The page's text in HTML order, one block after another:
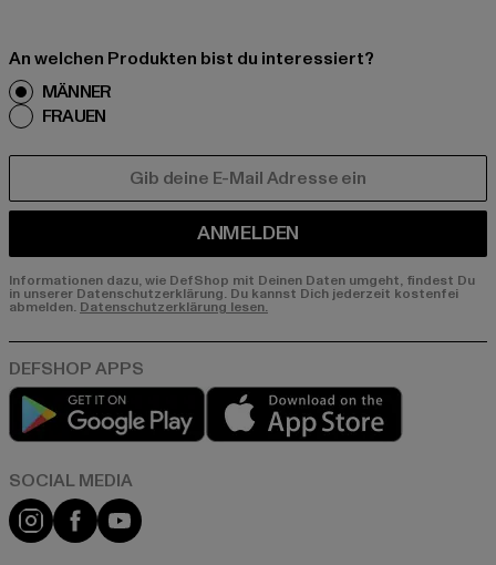
An welchen Produkten bist du interessiert?
MÄNNER
FRAUEN
ANMELDEN
Informationen dazu, wie DefShop mit Deinen Daten umgeht, findest Du
in unserer Datenschutzerklärung. Du kannst Dich jederzeit kostenfei
abmelden. Datenschutzerklärung lesen.
Play market
Instagram
FacebookYouTube